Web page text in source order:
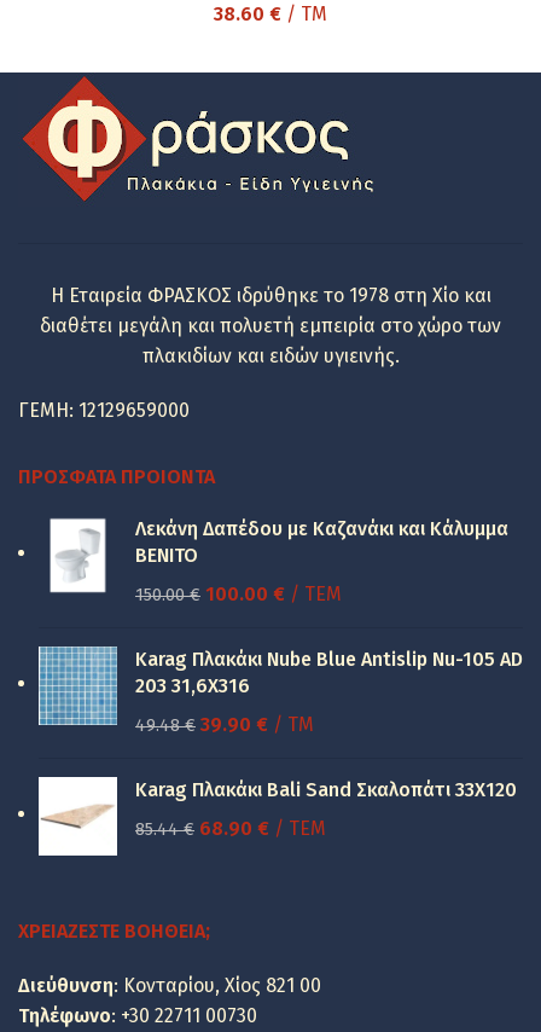
38.60 € / TM
Η Εταιρεία ΦΡΑΣΚΟΣ ιδρύθηκε το 1978 στη Χίο και
διαθέτει μεγάλη και πολυετή εμπειρία στο χώρο των
πλακιδίων και ειδών υγιεινής.
ΓΕΜΗ: 12129659000
ΠΡΌΣΦΑΤΑ ΠΡΟΙΌΝΤΑ
Λεκάνη Δαπέδου με Καζανάκι και Κάλυμμα
BENITO
150.00€ Original
was:
150.00 €.
100.00 €Η
τιμή
100.00 €.
/ ΤΕΜ
Karag Πλακάκι Nube Blue Antislip Nu-105 AD
203 31,6X316
49.48€ Original
was:
39.90 €Η
τιμή
είναι:
39.90 €.
/ TM
Karag Πλακάκι Bali Sand Σκαλοπάτι 33Χ120
85.44€ Original
68.90 €Η/ ΤΕΜ
ΧΡΕΙΆΖΕΣΤΕ ΒΟΉΘΕΙΑ;
Διεύθυνση: Κονταρίου, Χίος 821 00
Τηλέφωνο: +30 22711 00730